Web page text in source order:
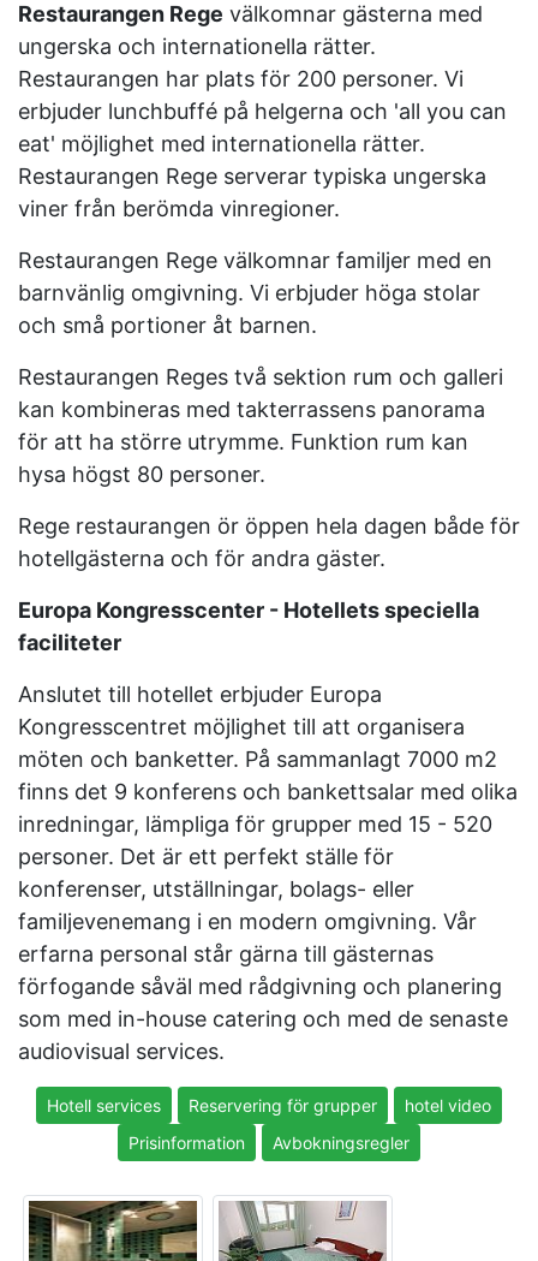
Restaurangen Rege välkomnar gästerna med
ungerska och internationella rätter.
Restaurangen har plats för 200 personer. Vi
erbjuder lunchbuffé på helgerna och 'all you can
eat' möjlighet med internationella rätter.
Restaurangen Rege serverar typiska ungerska
viner från berömda vinregioner.
Restaurangen Rege välkomnar familjer med en
barnvänlig omgivning. Vi erbjuder höga stolar
och små portioner åt barnen.
Restaurangen Reges två sektion rum och galleri
kan kombineras med takterrassens panorama
för att ha större utrymme. Funktion rum kan
hysa högst 80 personer.
Rege restaurangen ör öppen hela dagen både för
hotellgästerna och för andra gäster.
Europa Kongresscenter - Hotellets speciella
faciliteter
Anslutet till hotellet erbjuder Europa
Kongresscentret möjlighet till att organisera
möten och banketter. På sammanlagt 7000 m2
finns det 9 konferens och bankettsalar med olika
inredningar, lämpliga för grupper med 15 - 520
personer. Det är ett perfekt ställe för
konferenser, utställningar, bolags- eller
familjevenemang i en modern omgivning. Vår
erfarna personal står gärna till gästernas
förfogande såväl med rådgivning och planering
som med in-house catering och med de senaste
audiovisual services.
Hotell services Reservering för grupper
hotel video
Prisinformation
Avbokningsregler